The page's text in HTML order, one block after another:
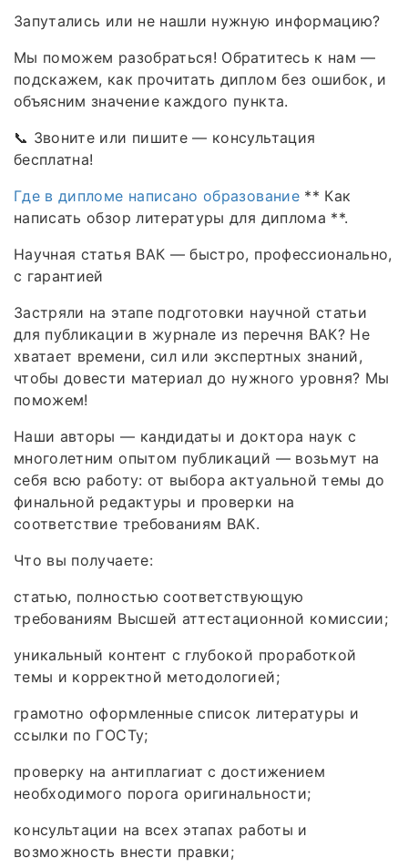
Запутались или не нашли нужную информацию?
Мы поможем разобраться! Обратитесь к нам —
подскажем, как прочитать диплом без ошибок, и
объясним значение каждого пункта.
📞 Звоните или пишите — консультация
бесплатна!
Где в дипломе написано образование** Как
написать обзор литературы для диплома **.
Научная статья ВАК — быстро, профессионально,
с гарантией
Застряли на этапе подготовки научной статьи
для публикации в журнале из перечня ВАК? Не
хватает времени, сил или экспертных знаний,
чтобы довести материал до нужного уровня? Мы
поможем!
Наши авторы — кандидаты и доктора наук с
многолетним опытом публикаций — возьмут на
себя всю работу: от выбора актуальной темы до
финальной редактуры и проверки на
соответствие требованиям ВАК.
Что вы получаете:
статью, полностью соответствующую
требованиям Высшей аттестационной комиссии;
уникальный контент с глубокой проработкой
темы и корректной методологией;
грамотно оформленные список литературы и
ссылки по ГОСТу;
проверку на антиплагиат с достижением
необходимого порога оригинальности;
консультации на всех этапах работы и
возможность внести правки;